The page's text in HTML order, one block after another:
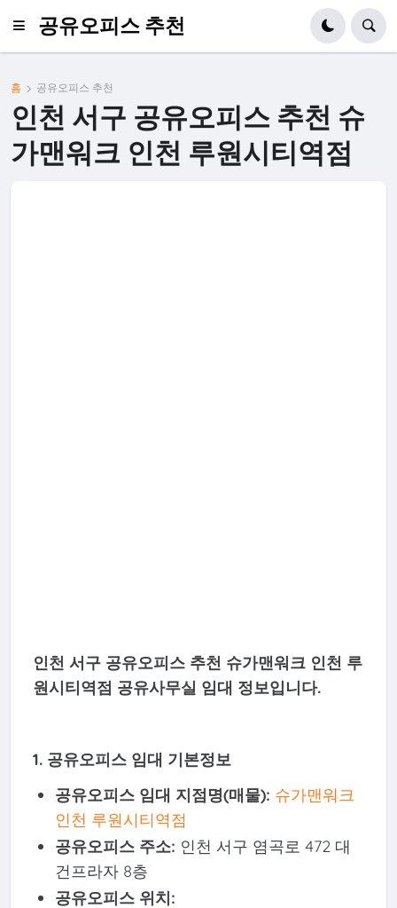
공유오피스 추천
홈 공유오피스 추천
인천 서구 공유오피스 추천 슈
가맨워크 인천 루원시티역점
인천 서구 공유오피스 추천 슈가맨워크 인천 루
원시티역점 공유사무실 임대 정보입니다.
1. 공유오피스 임대 기본정보
공유오피스 임대 지점명(매물): 슈가맨워크
인천 루원시티역점
공유오피스 주소: 인천 서구 염곡로 472 대
건프라자 8층
공유오피스 위치: